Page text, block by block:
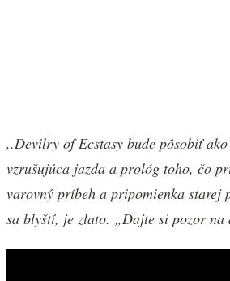
,,Devilry of Ecstasy bude pôsobiť
vzrušujúca jazda a prológ toho, čo
varovný príbeh a pripomienka starej
sa blyští, je zlato. „Dajte si pozor na